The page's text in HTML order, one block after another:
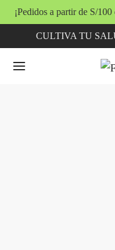
¡Pedidos a partir de S/
CULTIVA TU